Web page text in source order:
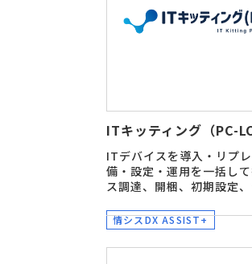
ITキッティング（PC-
ITデバイスを導入・リプ
備・設定・運用を一括し
ス調達、開梱、初期設定
カスタマイズ、動作テス
配送、問合せ窓口含めた運
情シスDX ASSIST+